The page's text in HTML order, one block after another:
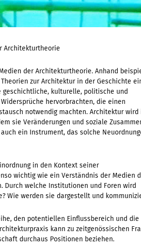
Architekturtheorie
der Architekturtheorie. Anhand
zur Architektur in der Geschichte
kulturelle, politische und
hervorbrachten, die einen
notwendig machten. Architektur wird
sie Veränderungen und soziale
ein Instrument, das solche
in den Kontext seiner
wichtig wie ein Verständnis der Medien
welche Institutionen und Foren wird
Wie werden sie dargestellt und
den potentiellen Einflussbereich und die
kann zu zeitgenössischen
durchaus Positionen beziehen.